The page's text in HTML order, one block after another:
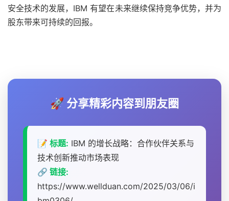
安全技术的发展，IBM 有望在未来继续保持竞争优势，并为
股东带来可持续的回报。
🚀 分享精彩内容到朋友圈
📝 标题: IBM 的增长战略：合作伙伴关系与
技术创新推动市场表现
🔗 链接:
https://www.wellduan.com/2025/03/06/i